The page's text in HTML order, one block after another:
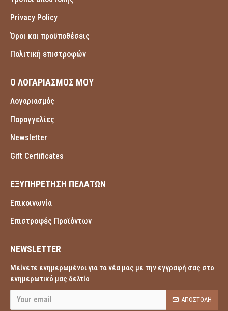
Privacy Policy
Όροι και προϋποθέσεις
Πολιτική επιστροφών
Ο ΛΟΓΑΡΙΑΣΜΟΣ ΜΟΥ
Λογαριασμός
Παραγγελίες
Newsletter
Gift Certificates
ΕΞΥΠΗΡΕΤΗΣΗ ΠΕΛΑΤΩΝ
Επικοινωνία
Επιστροφές Προϊόντων
NEWSLETTER
Μείνετε ενημερωμένοι για τα νέα μας με την εγγραφή σας στο
ενημερωτικό μας δελτίο
ΑΠΟΣΤΟΛΉ